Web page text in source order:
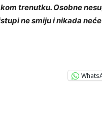
trenutku. Osobne
ne smiju i nikada